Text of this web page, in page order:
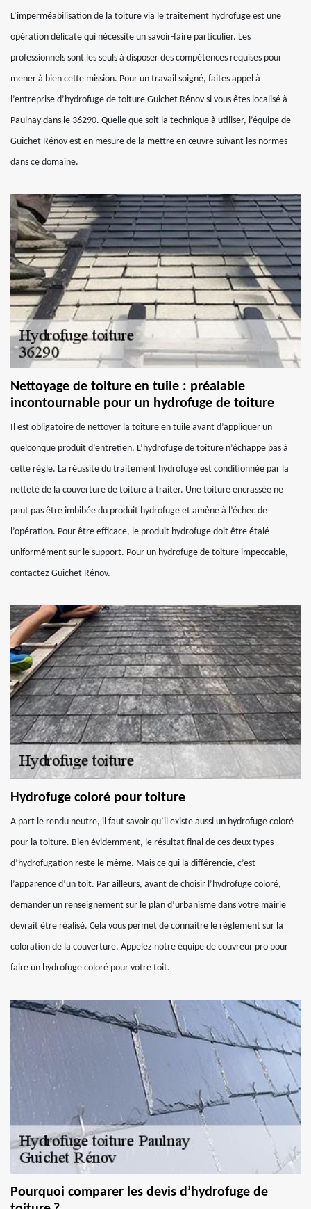
L’imperméabilisation de la toiture via le traitement hydrofuge est une
opération délicate qui nécessite un savoir-faire particulier. Les
professionnels sont les seuls à disposer des compétences requises pour
mener à bien cette mission. Pour un travail soigné, faites appel à
l’entreprise d’hydrofuge de toiture Guichet Rénov si vous êtes localisé à
Paulnay dans le 36290. Quelle que soit la technique à utiliser, l’équipe de
Guichet Rénov est en mesure de la mettre en œuvre suivant les normes
dans ce domaine.
Nettoyage de toiture en tuile : préalable
incontournable pour un hydrofuge de toiture
Il est obligatoire de nettoyer la toiture en tuile avant d’appliquer un
quelconque produit d’entretien. L’hydrofuge de toiture n’échappe pas à
cette règle. La réussite du traitement hydrofuge est conditionnée par la
netteté de la couverture de toiture à traiter. Une toiture encrassée ne
peut pas être imbibée du produit hydrofuge et amène à l’échec de
l’opération. Pour être efficace, le produit hydrofuge doit être étalé
uniformément sur le support. Pour un hydrofuge de toiture impeccable,
contactez Guichet Rénov.
Hydrofuge coloré pour toiture
A part le rendu neutre, il faut savoir qu’il existe aussi un hydrofuge coloré
pour la toiture. Bien évidemment, le résultat final de ces deux types
d’hydrofugation reste le même. Mais ce qui la différencie, c’est
l’apparence d’un toit. Par ailleurs, avant de choisir l’hydrofuge coloré,
demander un renseignement sur le plan d’urbanisme dans votre mairie
devrait être réalisé. Cela vous permet de connaitre le règlement sur la
coloration de la couverture. Appelez notre équipe de couvreur pro pour
faire un hydrofuge coloré pour votre toit.
Pourquoi comparer les devis d’hydrofuge de